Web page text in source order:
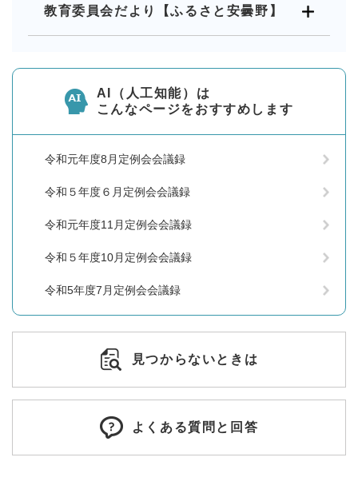
教育委員会だより【ふるさと安曇野】
AI（人工知能）は
こんなページをおすすめします
令和元年度8月定例会会議録
令和５年度６月定例会会議録
令和元年度11月定例会会議録
令和５年度10月定例会会議録
令和5年度7月定例会会議録
見つからないときは
よくある質問と回答